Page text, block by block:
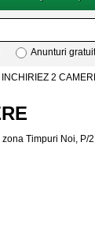
Anunturi
2
Timpuri Noi, P/